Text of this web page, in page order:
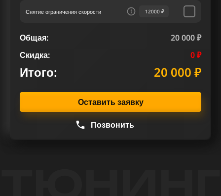
Снятие ограничения скорости 12000 ₽
Общая:
20 000 ₽
Скидка:
0 ₽
Итого: 20 000 ₽
Оставить заявку
Позвонить